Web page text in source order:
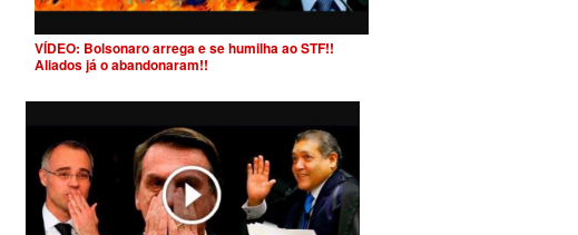
VÍDEO: Bolsonaro arrega e se humilha ao STF!!
Aliados já o abandonaram!!